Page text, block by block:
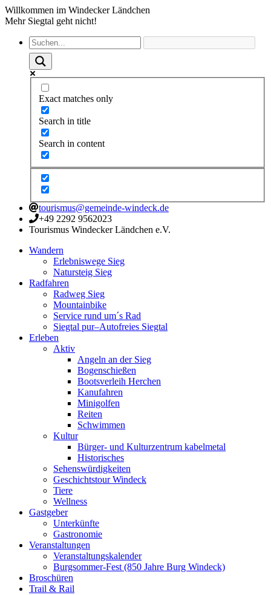
Willkommen im Windecker Ländchen
Mehr Siegtal geht nicht!
Exact matches only
Search in title
Search in content
tourismus@gemeinde-windeck.de
+49 2292 9562023
Tourismus Windecker Ländchen e.V.
Wandern
Erlebniswege Sieg
Natursteig Sieg
Radfahren
Radweg Sieg
Mountainbike
Service rund um´s Rad
Siegtal pur–Autofreies Siegtal
Erleben
Aktiv
Angeln an der Sieg
Bogenschießen
Bootsverleih Herchen
Kanufahren
Minigolfen
Reiten
Schwimmen
Kultur
Bürger- und Kulturzentrum kabelmetal
Historisches
Sehenswürdigkeiten
Geschichtstour Windeck
Tiere
Wellness
Gastgeber
Unterkünfte
Gastronomie
Veranstaltungen
Veranstaltungskalender
Burgsommer-Fest (850 Jahre Burg Windeck)
Broschüren
Trail & Rail